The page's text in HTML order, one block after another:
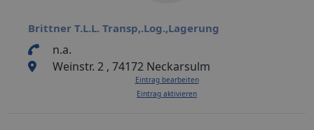
Brittner T.L.L. Transp,.Log.,Lagerung
n.a.
Weinstr. 2 , 74172 Neckarsulm
Eintrag bearbeiten
Eintrag aktivieren